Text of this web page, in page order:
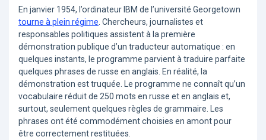
En janvier 1954, l’ordinateur IBM de l’université Georgetown
tourne à plein régime . Chercheurs, journalistes et
responsables politiques assistent à la première
démonstration publique d’un traducteur automatique : en
quelques instants, le programme parvient à traduire parfaite
quelques phrases de russe en anglais. En réalité, la
démonstration est truquée. Le programme ne connaît qu’un
vocabulaire réduit de 250 mots en russe et en anglais et,
surtout, seulement quelques règles de grammaire. Les
phrases ont été commodément choisies en amont pour
être correctement restituées.